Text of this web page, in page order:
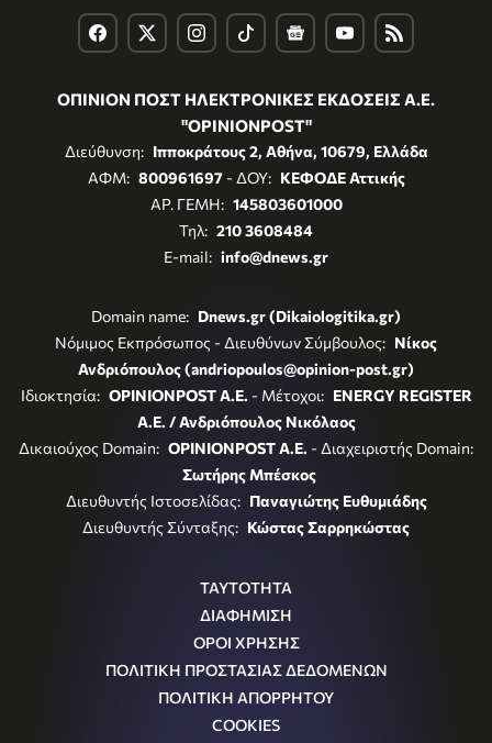
ΟΠΙΝΙΟΝ ΠΟΣΤ ΗΛΕΚΤΡΟΝΙΚΕΣ ΕΚΔΟΣΕΙΣ Α.Ε.
"OPINIONPOST"
Διεύθυνση: Ιπποκράτους 2, Αθήνα, 10679, Ελλάδα
ΑΦΜ: 800961697- ΔΟΥ: ΚΕΦΟΔΕ Αττικής
ΑΡ. ΓΕΜΗ: 145803601000
Τηλ: 210 3608484
E-mail: info@dnews.gr
Domain name: Dnews.gr (Dikaiologitika.gr)
Νόμιμος Εκπρόσωπος - Διευθύνων Σύμβουλος: Νίκος
Ανδριόπουλος (andriopoulos@opinion-post.gr)
Ιδιοκτησία: OPINIONPOST A.E. - Μέτοχοι: ENERGY REGISTER
Α.Ε. / Ανδριόπουλος Νικόλαος
Δικαιούχος Domain: OPINIONPOST A.E. - Διαχειριστής Domain:
Σωτήρης Μπέσκος
Διευθυντής Ιστοσελίδας: Παναγιώτης Ευθυμιάδης
Διευθυντής Σύνταξης: Κώστας Σαρρηκώστας
ΤΑΥΤΟΤΗΤΑ
ΔΙΑΦΗΜΙΣΗ
ΟΡΟΙ ΧΡΗΣΗΣ
ΠΟΛΙΤΙΚΗ ΠΡΟΣΤΑΣΙΑΣ ΔΕΔΟΜΕΝΩΝ
ΠΟΛΙΤΙΚΗ ΑΠΟΡΡΗΤΟΥ
COOKIES